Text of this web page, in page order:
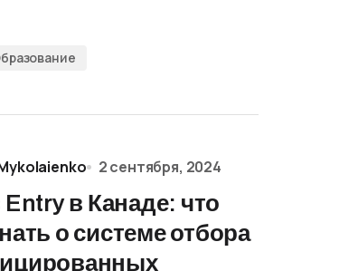
2 сентября, 2024
в Канаде: что
о системе отбора